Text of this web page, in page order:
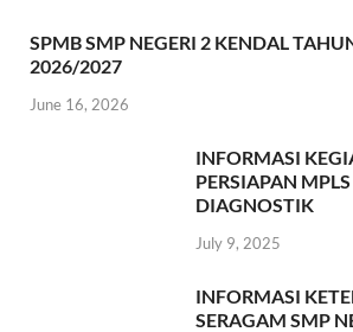
SPMB SMP NEGERI 2 KENDAL
2026/2027
June 16, 2026
INFORMASI
PERSIAPAN
DIAGNOSTIK
July 9, 2025
INFORMASI
SERAGAM SMP